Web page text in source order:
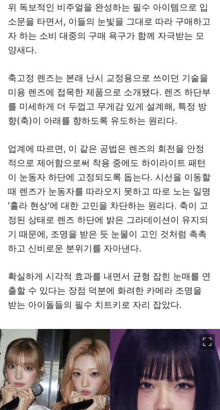
위 독보적인 비주얼을 완성하는 필수 아이템으로 입
소문을 타면서, 이들의 눈빛을 그대로 따라 구매하고
자 하는 소비 대중의 구매 욕구가 함께 자극받는 모
양새다.
축고정 렌즈는 본래 난시 교정용으로 쓰이던 기술을
미용 렌즈에 접목한 제품으로 소개됐다. 렌즈 하단부
를 미세하게 더 두껍고 무게감 있게 설계해, 특정 방
향(축)이 아래를 향하도록 유도하는 원리다.
업계에 따르면, 이 같은 공법은 렌즈의 회전을 안정
적으로 제어함으로써 착용 중에도 하이라이트 패턴
이 눈동자 하단에 고정되도록 돕는다. 시선을 이동할
때 렌즈가 눈동자를 따라오지 못하고 따로 노는 일명
'훌라 현상'에 대한 고민을 차단하는 원리다. 축이 고
정된 상태로 렌즈 하단에 밝은 그라데이션이 유지되
기 때문에, 조명을 받은 듯 눈물이 고인 것처럼 촉촉
하고 신비로운 분위기를 자아낸다.
확실하게 시각적 효과를 내면서 균형 잡힌 눈매를 연
출할 수 있다는 장점 덕분에 화려한 카메라 조명을
받는 아이돌들의 필수 치트키로 자리 잡았다.